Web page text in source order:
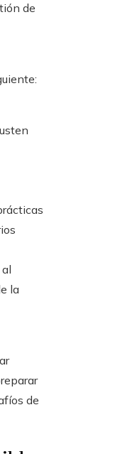
de
la
de